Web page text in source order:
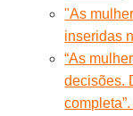
"As
inseridas
“As
decisões.